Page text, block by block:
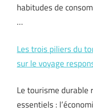
habitudes de
…
Les trois piliers du
sur le voyage
Le tourisme durable
essentiels :